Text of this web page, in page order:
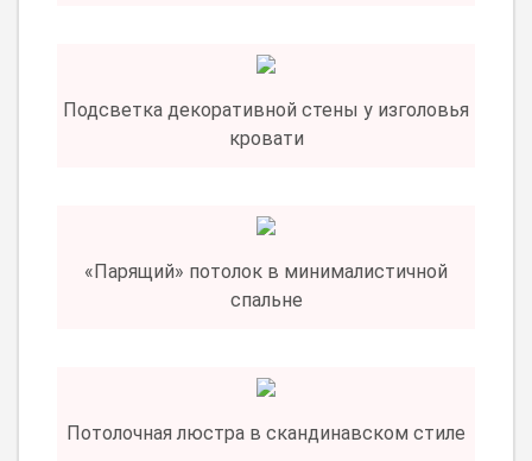
Подсветка декоративной стены у изголовья
кровати
«Парящий» потолок в минималистичной
спальне
Потолочная люстра в скандинавском стиле